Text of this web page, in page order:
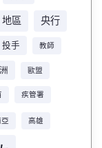
地區 央行
投手 教師
歐盟
疾管署
亞 高雄